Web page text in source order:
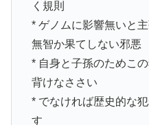
く規則
* ゲノムに影響無いと
無智か果てしない邪悪
* 自身と子孫のためこ
背けなささい
* でなければ歴史的な
す